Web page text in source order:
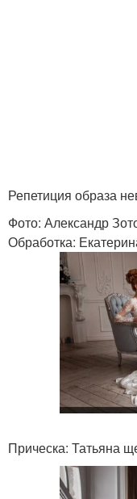
Репетиция образа
Фото: Александр
Обработка:
Прическа: Татьяна